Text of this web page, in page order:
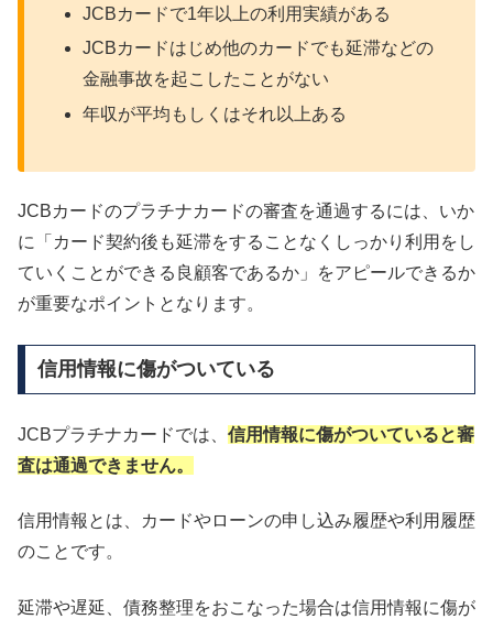
JCBカードで1年以上の利用実績がある
JCBカードはじめ他のカードでも延滞などの
金融事故を起こしたことがない
年収が平均もしくはそれ以上ある
JCBカードのプラチナカードの審査を通過するには、いか
に「カード契約後も延滞をすることなくしっかり利用をし
ていくことができる良顧客であるか」をアピールできるか
が重要なポイントとなります。
信用情報に傷がついている
JCBプラチナカードでは、 信用情報に傷がついていると審
査は通過できません。
信用情報とは、カードやローンの申し込み履歴や利用履歴
のことです。
延滞や遅延、債務整理をおこなった場合は信用情報に傷が